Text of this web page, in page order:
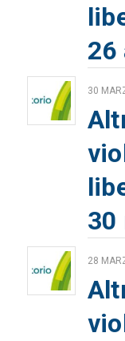
26
30
30
28